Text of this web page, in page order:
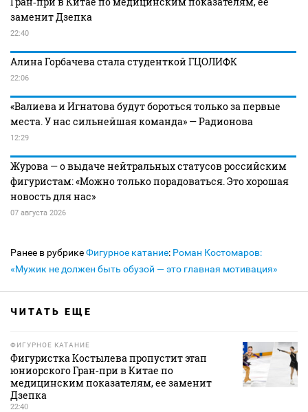
заменит Дзепка
22:40
Алина Горбачева стала студенткой ГЦОЛИФК
22:06
«Валиева и Игнатова будут бороться только за первые
места. У нас сильнейшая команда» — Радионова
12:29
Журова — о выдаче нейтральных статусов российским
фигуристам: «Можно только порадоваться. Это хорошая
новость для нас»
07 августа 2026
Ранее в рубрикеФигурное катание: Роман Костомаров:
«Мужик не должен быть обузой — это главная мотивация»
ЧИТАТЬ ЕЩЕ
ФИГУРНОЕ КАТАНИЕ
Фигуристка Костылева пропустит этап
юниорского Гран‑при в Китае по
медицинским показателям, ее заменит
Дзепка
22:40